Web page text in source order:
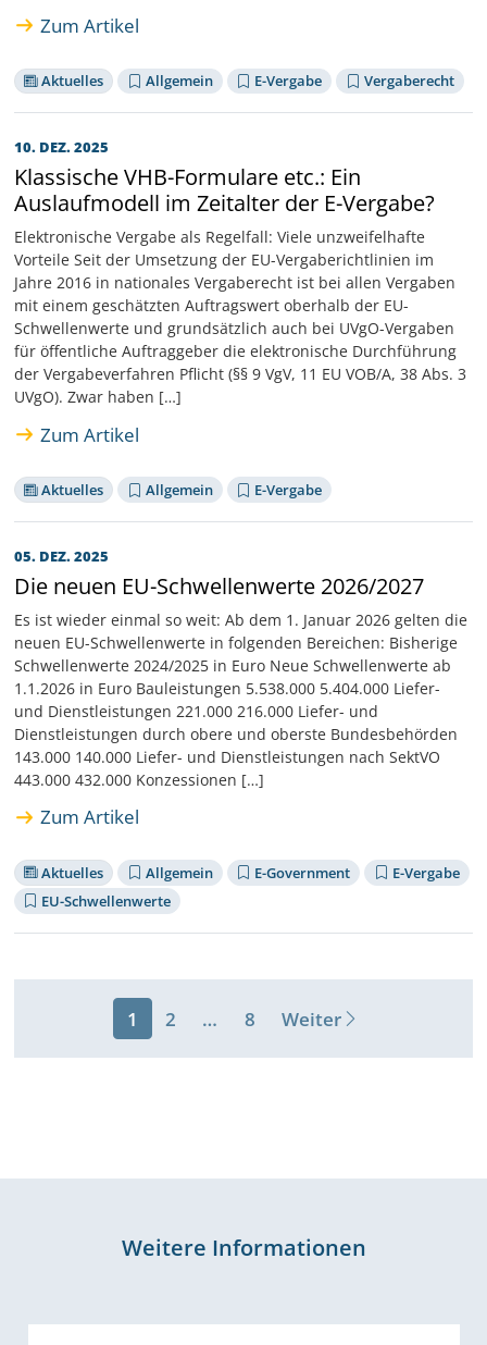
Zum Artikel
Aktuelles Allgemein E-Vergabe Vergaberecht
10. DEZ. 2025
Klassische VHB-Formulare etc.: Ein
Auslaufmodell im Zeitalter der E-Vergabe?
Elektronische Vergabe als Regelfall: Viele unzweifelhafte
Vorteile Seit der Umsetzung der EU-Vergaberichtlinien im
Jahre 2016 in nationales Vergaberecht ist bei allen Vergaben
mit einem geschätzten Auftragswert oberhalb der EU-
Schwellenwerte und grundsätzlich auch bei UVgO-Vergaben
für öffentliche Auftraggeber die elektronische Durchführung
der Vergabeverfahren Pflicht (§§ 9 VgV, 11 EU VOB/A, 38 Abs. 3
UVgO). Zwar haben […]
Zum Artikel
Aktuelles Allgemein E-Vergabe
05. DEZ. 2025
Die neuen EU-Schwellenwerte 2026/2027
Es ist wieder einmal so weit: Ab dem 1. Januar 2026 gelten die
neuen EU-Schwellenwerte in folgenden Bereichen: Bisherige
Schwellenwerte 2024/2025 in Euro Neue Schwellenwerte ab
1.1.2026 in Euro Bauleistungen 5.538.000 5.404.000 Liefer-
und Dienstleistungen 221.000 216.000 Liefer- und
Dienstleistungen durch obere und oberste Bundesbehörden
143.000 140.000 Liefer- und Dienstleistungen nach SektVO
443.000 432.000 Konzessionen […]
Zum Artikel
Aktuelles Allgemein E-Government
E-Vergabe
EU-Schwellenwerte
1 2 … 8 Weiter
Weitere Informationen